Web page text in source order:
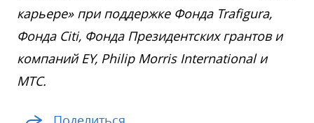
карьере» при поддержке Фонда Trafigura,
Фонда Citi, Фонда Президентских грантов и
компаний EY, Philip Morris International и
МТС.